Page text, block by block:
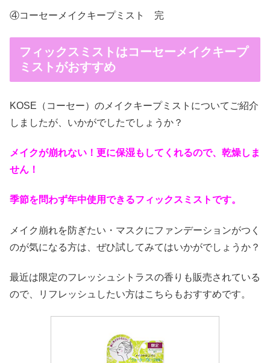
④コーセーメイクキープミスト 完
フィックスミストはコーセーメイクキープ
ミストがおすすめ
KOSE（コーセー）のメイクキープミストについてご紹介
しましたが、いかがでしたでしょうか？
メイクが崩れない！更に保湿もしてくれるので、乾燥しま
せん！
季節を問わず年中使用できるフィックスミストです。
メイク崩れを防ぎたい・マスクにファンデーションがつく
のが気になる方は、ぜひ試してみてはいかがでしょうか？
最近は限定のフレッシュシトラスの香りも販売されている
ので、リフレッシュしたい方はこちらもおすすめです。